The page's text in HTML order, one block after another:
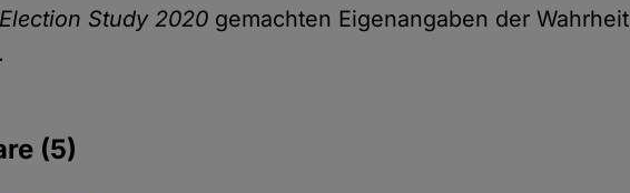
Study 2020 gemachten Eigenangaben der Wahrheit
(5)